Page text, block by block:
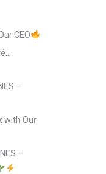
CEO
–
with Our
–